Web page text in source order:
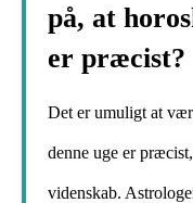
på, at
er præcist?
Det er umuligt at
denne uge er
videnskab.